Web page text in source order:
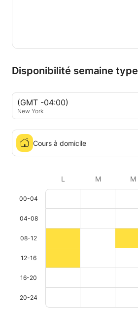
Disponibilité semaine type
(GMT -04:00)
New York
Cours à domicile
L M M
00-04
04-08
08-12
12-16
16-20
20-24